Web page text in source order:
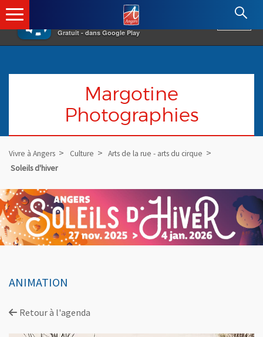
×
Gratuit - dans Google Play
Angers.fr : Retour à l'accueil
Margotine
Photographies
Vivre à Angers Culture
Arts de la rue - arts du cirque
Soleils d'hiver
ANIMATION
Retour à l'agenda